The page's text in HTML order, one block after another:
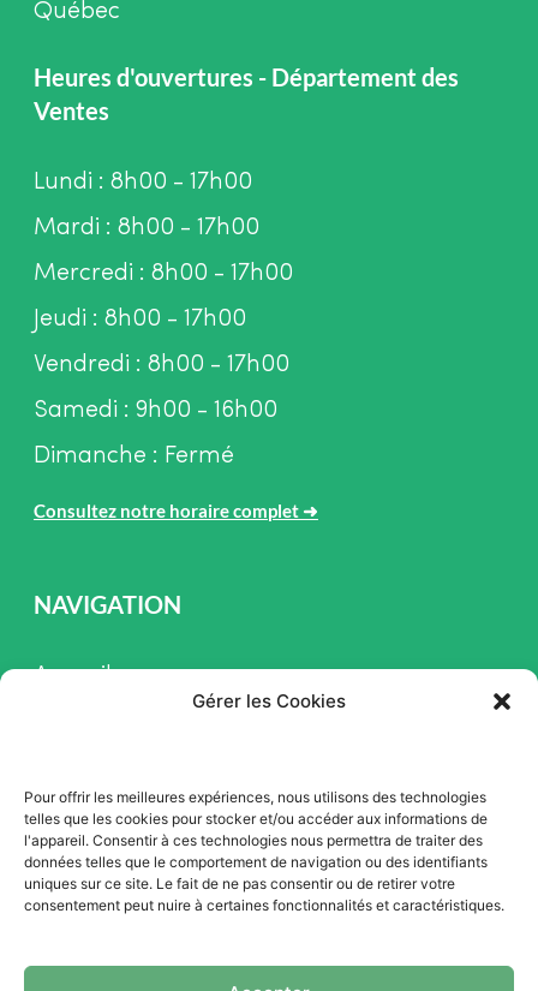
Gérer les Cookies
Pour offrir les meilleures expériences, nous utilisons des technologies
telles que les cookies pour stocker et/ou accéder aux informations de
l'appareil. Consentir à ces technologies nous permettra de traiter des
données telles que le comportement de navigation ou des identifiants
uniques sur ce site. Le fait de ne pas consentir ou de retirer votre
consentement peut nuire à certaines fonctionnalités et caractéristiques.
Québec
Heures d'ouvertures - Département des
Ventes
Lundi : 8h00 - 17h00
Mardi : 8h00 - 17h00
Mercredi : 8h00 - 17h00
Jeudi : 8h00 - 17h00
Vendredi : 8h00 - 17h00
Samedi : 9h00 - 16h00
Dimanche : Fermé
Consultez notre horaire complet ➜
NAVIGATION
Accueil
Promotion
Blogue
Nous contacter